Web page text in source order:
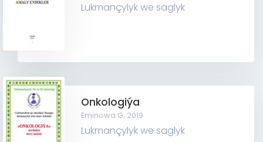
Lukmançylyk we saglyk
Onkologiýa
Eminowa G, 2019
Lukmançylyk we saglyk